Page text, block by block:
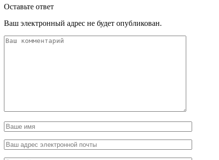
Оставьте ответ
Ваш электронный адрес не будет опубликован.